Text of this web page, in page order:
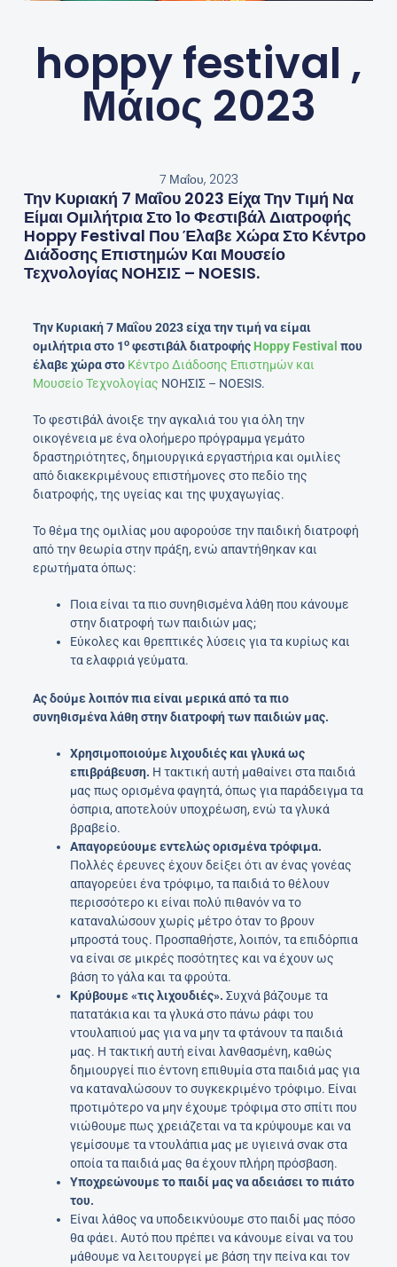
hoppy festival ,
Μάιος 2023
7 Μαΐου, 2023
Την Κυριακή 7 Μαΐου 2023 Είχα Την Τιμή Να
Είμαι Ομιλήτρια Στο 1ο Φεστιβάλ Διατροφής
Hoppy Festival Που Έλαβε Χώρα Στο Κέντρο
Διάδοσης Επιστημών Και Μουσείο
Τεχνολογίας ΝΟΗΣΙΣ – NOESIS.
Την Κυριακή 7 Μαΐου 2023 είχα την τιμή να είμαι
ομιλήτρια στο 1οφεστιβάλ διατροφής Hoppy Festival που
έλαβε χώρα στο Κέντρο Διάδοσης Επιστημών και
Μουσείο Τεχνολογίας ΝΟΗΣΙΣ – NOESIS.
Το φεστιβάλ άνοιξε την αγκαλιά του για όλη την
οικογένεια με ένα ολοήμερο πρόγραμμα γεμάτο
δραστηριότητες, δημιουργικά εργαστήρια και ομιλίες
από διακεκριμένους επιστήμονες στο πεδίο της
διατροφής, της υγείας και της ψυχαγωγίας.
Το θέμα της ομιλίας μου αφορούσε την παιδική διατροφή
από την θεωρία στην πράξη, ενώ απαντήθηκαν και
ερωτήματα όπως:
Ποια είναι τα πιο συνηθισμένα λάθη που κάνουμε
στην διατροφή των παιδιών μας;
Εύκολες και θρεπτικές λύσεις για τα κυρίως και
τα ελαφριά γεύματα.
Ας δούμε λοιπόν πια είναι μερικά από τα πιο
συνηθισμένα λάθη στην διατροφή των παιδιών μας.
Χρησιμοποιούμε λιχουδιές και γλυκά ως
επιβράβευση. Η τακτική αυτή μαθαίνει στα παιδιά
μας πως ορισμένα φαγητά, όπως για παράδειγμα τα
όσπρια, αποτελούν υποχρέωση, ενώ τα γλυκά
βραβείο.
Απαγορεύουμε εντελώς ορισμένα τρόφιμα.
Πολλές έρευνες έχουν δείξει ότι αν ένας γονέας
απαγορεύει ένα τρόφιμο, τα παιδιά το θέλουν
περισσότερο κι είναι πολύ πιθανόν να το
καταναλώσουν χωρίς μέτρο όταν το βρουν
μπροστά τους. Προσπαθήστε, λοιπόν, τα επιδόρπια
να είναι σε μικρές ποσότητες και να έχουν ως
βάση το γάλα και τα φρούτα.
Κρύβουμε «τις λιχουδιές». Συχνά βάζουμε τα
πατατάκια και τα γλυκά στο πάνω ράφι του
ντουλαπιού μας για να μην τα φτάνουν τα παιδιά
μας. Η τακτική αυτή είναι λανθασμένη, καθώς
δημιουργεί πιο έντονη επιθυμία στα παιδιά μας για
να καταναλώσουν το συγκεκριμένο τρόφιμο. Είναι
προτιμότερο να μην έχουμε τρόφιμα στο σπίτι που
νιώθουμε πως χρειάζεται να τα κρύψουμε και να
γεμίσουμε τα ντουλάπια μας με υγιεινά σνακ στα
οποία τα παιδιά μας θα έχουν πλήρη πρόσβαση.
Υποχρεώνουμε το παιδί μας να αδειάσει το πιάτο
του.
Είναι λάθος να υποδεικνύουμε στο παιδί μας πόσο
θα φάει. Αυτό που πρέπει να κάνουμε είναι να του
μάθουμε να λειτουργεί με βάση την πείνα και τον